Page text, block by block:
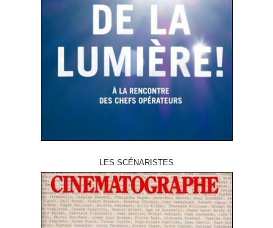
LES SCÉNARISTES